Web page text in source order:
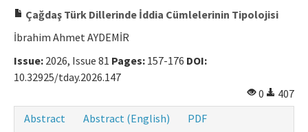
Çağdaş Türk Dillerinde İddia Cümlelerinin Tipolojisi
İbrahim Ahmet AYDEMİR
Issue: 2026, Issue 81 Pages: 157-176 DOI:
10.32925/tday.2026.147
0
407
Abstract
Abstract (English)
PDF